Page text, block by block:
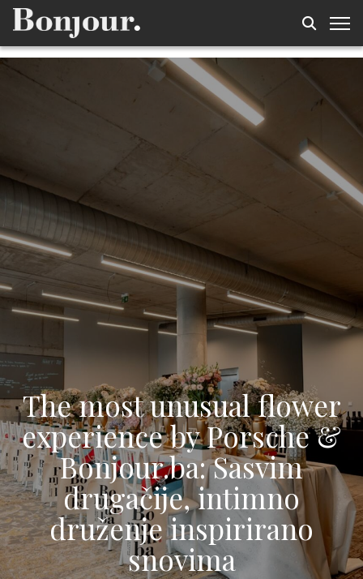
The most unusual flower
experience by Porsche &
Bonjour.ba: Sasvim
drugačije, intimno
druženje inspirirano
snovima